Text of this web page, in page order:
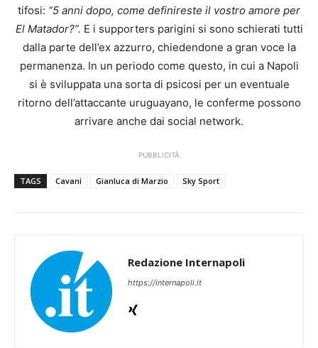
tifosi: “5 anni dopo, come definireste il vostro amore per
El Matador?”. E i supporters parigini si sono schierati tutti
dalla parte dell’ex azzurro, chiedendone a gran voce la
permanenza. In un periodo come questo, in cui a Napoli
si è sviluppata una sorta di psicosi per un eventuale
ritorno dell’attaccante uruguayano, le conferme possono
arrivare anche dai social network.
PUBBLICITÀ
TAGS Cavani Gianluca di Marzio Sky Sport
Redazione Internapoli
https://internapoli.it